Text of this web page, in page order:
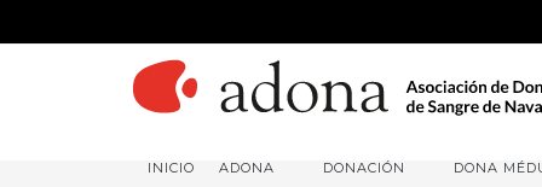
INICIO ADONA DONACIÓN DONA